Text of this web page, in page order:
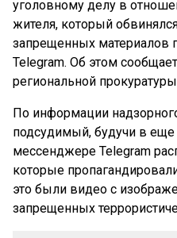
уголовному делу в
жителя, который
запрещенных материалов
Telegram. Об этом
региональной
По информации
подсудимый, будучи в
мессенджере Telegram
которые
это были видео с
запрещенных